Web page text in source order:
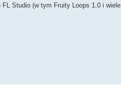
Studio (w tym Fruity Loops 1.0 i wiele